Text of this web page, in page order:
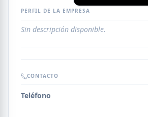
PERFIL DE LA EMPRESA
Sin descripción disponible.
CONTACTO
Teléfono